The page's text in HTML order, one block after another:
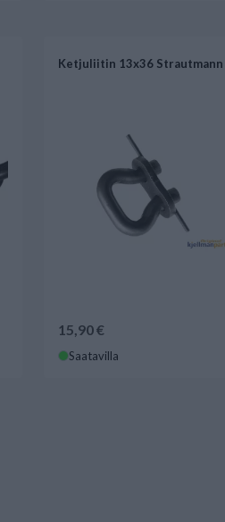
Ketjuliitin 13x36 Strautmann
15,90 €
Saatavilla